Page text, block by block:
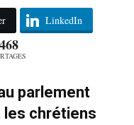
LinkedIn
468
parlement
les chrétiens